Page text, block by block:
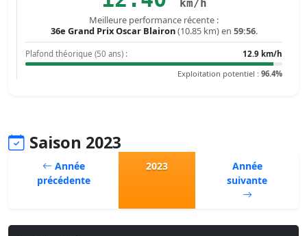
km/h
Meilleure performance récente :
36e Grand Prix Oscar Blairon(10.85 km) en 59:56.
Plafond théorique (50 ans) :
12.9 km/h
Exploitation potentiel : 96.4%
Saison 2023
Année
précédente
2023
Année
suivante